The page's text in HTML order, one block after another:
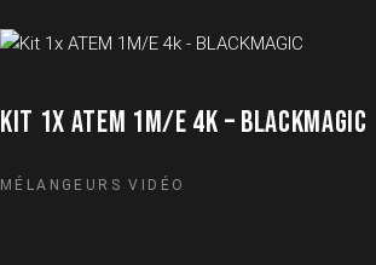
KIT 1X ATEM 1M/E 4K – BLACKMAGIC
MÉLANGEURS VIDÉO